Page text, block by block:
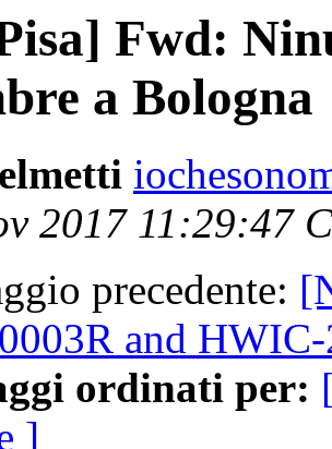
Fwd:
a Bologna
2017 11:29:47
precedente:
and
ordinati per:
]